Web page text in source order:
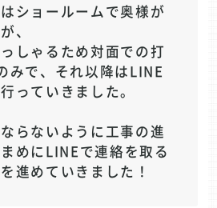
ショールームで奥様が
、
しゃるため対面での打
みで、それ以降はLINE
っていきました。
らないように工事の進
めにLINEで連絡を取る
進めていきました！